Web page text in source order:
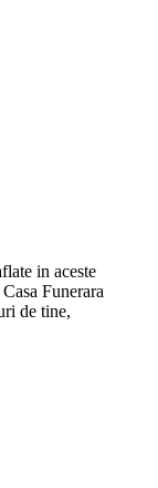
in aceste
Funerara
de tine,